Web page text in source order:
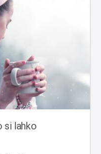
si lahko